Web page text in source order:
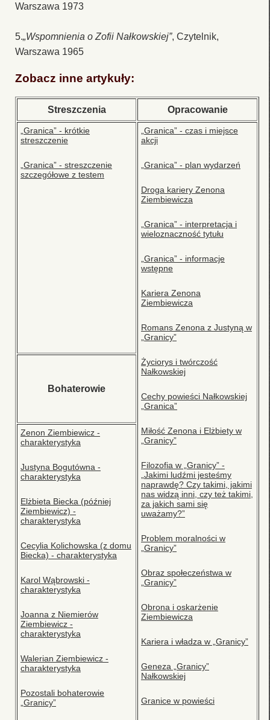
Warszawa 1973
5.„Wspomnienia o Zofii Nałkowskiej”, Czytelnik,
Warszawa 1965
Zobacz inne artykuły:
Streszczenia Opracowanie
„Granica” - krótkie
streszczenie
„Granica” - streszczenie
szczegółowe z testem
„Granica” - czas i miejsce
akcji
„Granica” - plan wydarzeń
Droga kariery Zenona
Ziembiewicza
„Granica” - interpretacja i
wieloznaczność tytułu
„Granica” - informacje
wstępne
Kariera Zenona
Ziembiewicza
Romans Zenona z Justyną w
„Granicy”
Życiorys i twórczość
Nałkowskiej
Cechy powieści Nałkowskiej
„Granica”
Miłość Zenona i Elżbiety w
„Granicy”
Filozofia w „Granicy” -
„Jakimi ludźmi jesteśmy
naprawdę? Czy takimi, jakimi
nas widzą inni, czy też takimi,
za jakich sami się
uważamy?”
Problem moralności w
„Granicy”
Obraz społeczeństwa w
„Granicy”
Obrona i oskarżenie
Ziembiewicza
Kariera i władza w „Granicy”
Geneza „Granicy”
Nałkowskiej
Granice w powieści
Bohaterowie
Zenon Ziembiewicz -
charakterystyka
Justyna Bogutówna -
charakterystyka
Elżbieta Biecka (później
Ziembiewicz) -
charakterystyka
Cecylia Kolichowska (z domu
Biecka) - charakterystyka
Karol Wąbrowski -
charakterystyka
Joanna z Niemierów
Ziembiewicz -
charakterystyka
Walerian Ziembiewicz -
charakterystyka
Pozostali bohaterowie
„Granicy”